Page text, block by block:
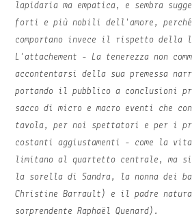
lapidaria ma empatica, e sembra
forti e più nobili dell'amore, perché
comportano invece il rispetto
L'attachement - La tenerezzanon
accontentarsi della sua premessa
portando il pubblico a conclusioni
sacco di micro e macro eventi che
tavola, per noi spettatori e per i
costanti aggiustamenti - come la
limitano al quartetto centrale, ma
la sorella di Sandra, la nonna dei
Christine Barrault) e il padre
sorprendente Raphaël Quenard).